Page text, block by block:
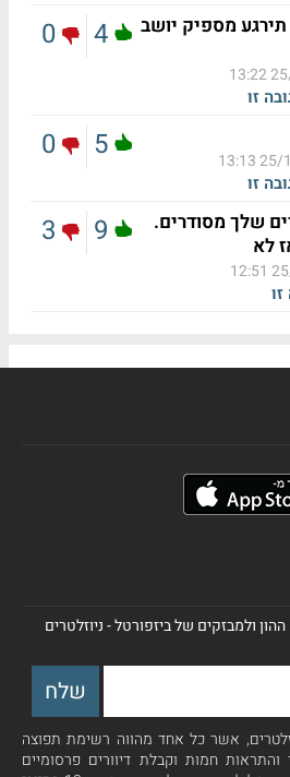
תירגע מספיק יושב
25/
זו
4
0
25/
זו
5
0
שלך מסודרים.
לא
9
3
ולמבזקים של ביזפורטל - ניוזלטרים
אשר כל אחד מהווה רשימת תפוצה
והתראות חמות וקבלת דיוורים פרסומיים